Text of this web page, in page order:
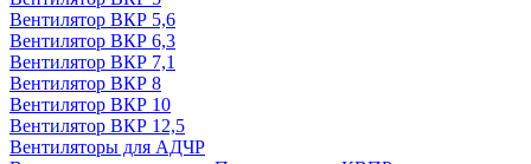
Вентилятор ВКР 5,6
Вентилятор ВКР 6,3
Вентилятор ВКР 7,1
Вентилятор ВКР 8
Вентилятор ВКР 10
Вентилятор ВКР 12,5
Вентиляторы для АДЧР